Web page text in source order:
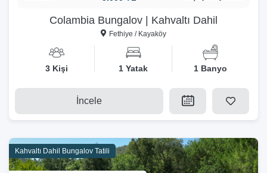
Colambia Bungalov | Kahvaltı Dahil
Fethiye / Kayaköy
3 Kişi 1 Yatak 1 Banyo
İncele
Kahvaltı Dahil Bungalov Tatili